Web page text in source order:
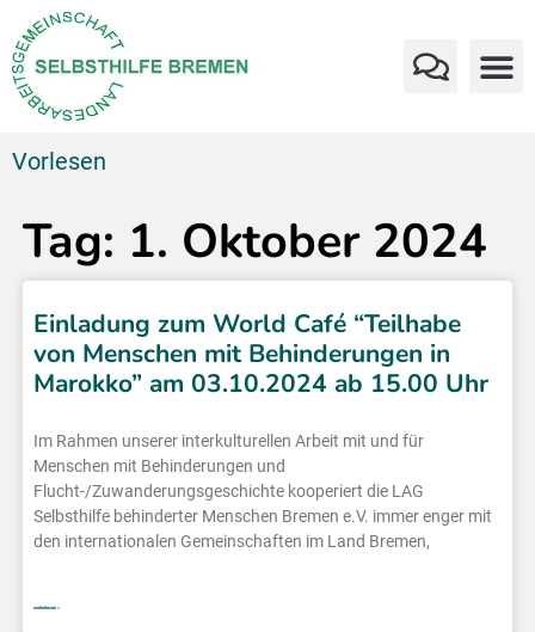
Vorlesen
Tag: 1. Oktober 2024
Einladung zum World Café “Teilhabe
von Menschen mit Behinderungen in
Marokko” am 03.10.2024 ab 15.00 Uhr
Im Rahmen unserer interkulturellen Arbeit mit und für
Menschen mit Behinderungen und
Flucht-/Zuwanderungsgeschichte kooperiert die LAG
Selbsthilfe behinderter Menschen Bremen e.V. immer enger mit
den internationalen Gemeinschaften im Land Bremen,
weiterlesen »